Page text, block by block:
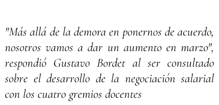
"Más allá de la demora en ponernos de acuerdo,
nosotros vamos a dar un aumento en marzo",
respondió Gustavo Bordet al ser consultado
sobre el desarrollo de la negociación salarial
con los cuatro gremios docentes